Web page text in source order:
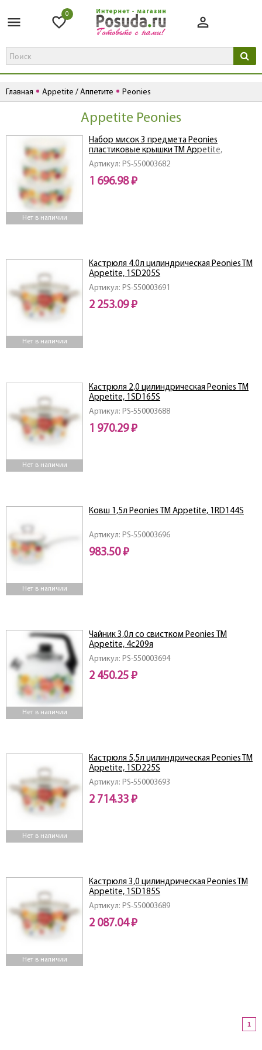
0
Главная Appetite / Аппетите Peonies
Appetite Peonies
Нет в наличии
Артикул: PS-550003682
Набор мисок 3 предмета Peonies
пластиковые крышки ТМ Appetite,
1DM47PL
1 696.98 ₽
Нет в наличии
Артикул: PS-550003691
Кастрюля 4,0л цилиндрическая Peonies TM
Appetite, 1SD205S
2 253.09 ₽
Нет в наличии
Артикул: PS-550003688
Кастрюля 2,0 цилиндрическая Peonies ТМ
Appetite, 1SD165S
1 970.29 ₽
Нет в наличии
Артикул: PS-550003696
Ковш 1,5л Peonies ТМ Appetite, 1RD144S
983.50 ₽
Нет в наличии
Артикул: PS-550003694
Чайник 3,0л со свистком Peonies ТМ
Appetite, 4с209я
2 450.25 ₽
Нет в наличии
Артикул: PS-550003693
Кастрюля 5,5л цилиндрическая Peonies TM
Appetite, 1SD225S
2 714.33 ₽
Нет в наличии
Артикул: PS-550003689
Кастрюля 3,0 цилиндрическая Peonies TM
Appetite, 1SD185S
2 087.04 ₽
1